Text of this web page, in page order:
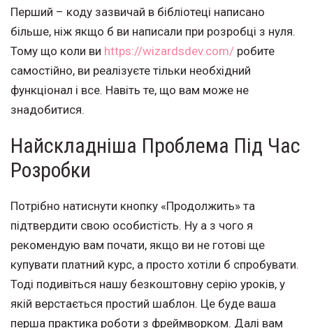
Перший – коду зазвичай в бібліотеці написано
більше, ніж якщо б ви написали при розробці з нуля.
Тому що коли ви https://wizardsdev.com/ робите
самостійно, ви реалізуєте тільки необхідний
функціонал і все. Навіть те, що вам може не
знадобитися.
Найскладніша Проблема Під Час
Розробки
Потрібно натиснути кнопку «Продолжить» та
підтвердити свою особистість. Ну а з чого я
рекомендую вам почати, якщо ви не готові ще
купувати платний курс, а просто хотіли б спробувати.
Тоді подивіться нашу безкоштовну серію уроків, у
якій верстається простий шаблон. Це буде ваша
перша практика роботи з фреймворком. Далі вам